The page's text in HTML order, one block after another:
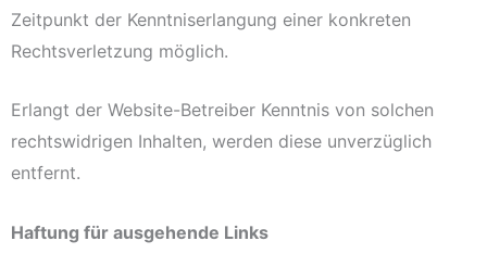
Zeitpunkt der Kenntniserlangung einer konkreten
Rechtsverletzung möglich.
Erlangt der Website-Betreiber Kenntnis von solchen
rechtswidrigen Inhalten, werden diese unverzüglich
entfernt.
Haftung für ausgehende Links